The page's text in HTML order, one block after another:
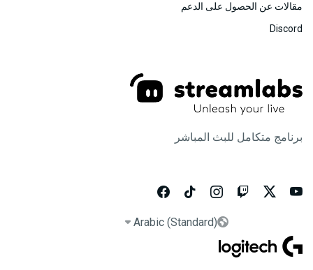
برنامج متكامل للبث المباشر







Arabic (Standard)

مقالات عن الحصول على الدعم
Discord